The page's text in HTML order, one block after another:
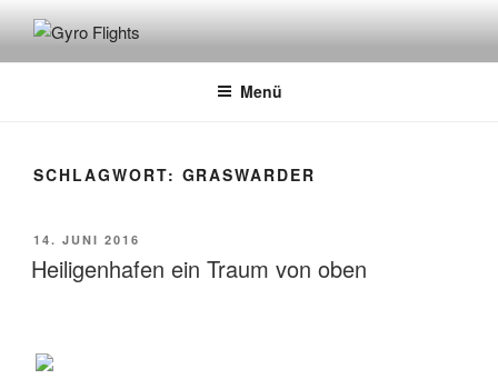
GYRO FLIGHTS
Rundflüge mit dem Gyrocopter
Menü
SCHLAGWORT: GRASWARDER
14. JUNI 2016
Heiligenhafen ein Traum von oben